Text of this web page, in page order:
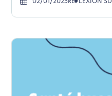
02/01/2025RÉFLEXION